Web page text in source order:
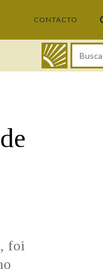
CONTACTO
DICIONARIO
foi